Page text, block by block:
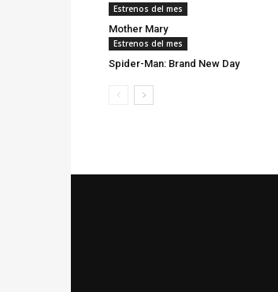
Estrenos del mes
Mother Mary
Estrenos del mes
Spider-Man: Brand New Day